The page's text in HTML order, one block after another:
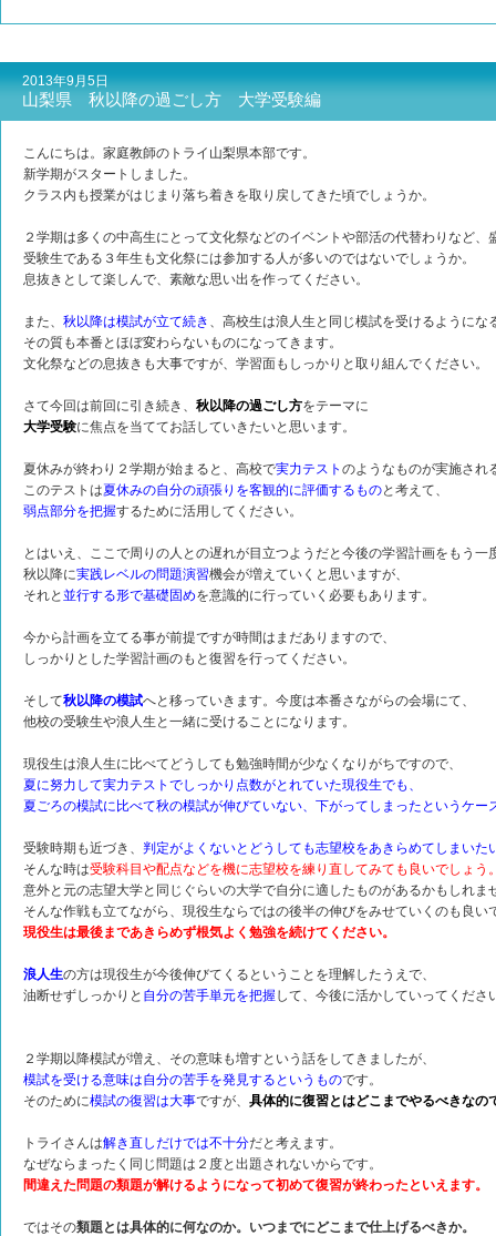
2013年9月5日
山梨県 秋以降の過ごし方 大学受験編
こんにちは。家庭教師のトライ山梨県本部です。
新学期がスタートしました。
クラス内も授業がはじまり落ち着きを取り戻してきた頃でしょうか。
２学期は多くの中高生にとって文化祭などのイベントや部活の代替わりなど、
受験生である３年生も文化祭には参加する人が多いのではないでしょうか。
息抜きとして楽しんで、素敵な思い出を作ってください。
また、 秋以降は模試が立て続き 、高校生は浪人生と同じ模試を受けるようにな
その質も本番とほぼ変わらないものになってきます。
文化祭などの息抜きも大事ですが、学習面もしっかりと取り組んでください。
さて今回は前回に引き続き、 秋以降の過ごし方をテーマに
大学受験に焦点を当ててお話していきたいと思います。
夏休みが終わり２学期が始まると、高校で実力テスト のようなものが実施され
このテストは夏休みの自分の頑張りを客観的に評価するものと考えて、
弱点部分を把握するために活用してください。
とはいえ、ここで周りの人との遅れが目立つようだと今後の学習計画をもう一
秋以降に実践レベルの問題演習機会が増えていくと思いますが、
それと 並行する形で基礎固めを意識的に行っていく必要もあります。
今から計画を立てる事が前提ですが時間はまだありますので、
しっかりとした学習計画のもと復習を行ってください。
そして秋以降の模試へと移っていきます。今度は本番さながらの会場にて、
他校の受験生や浪人生と一緒に受けることになります。
現役生は浪人生に比べてどうしても勉強時間が少なくなりがちですので、
夏に努力して実力テストでしっかり点数がとれていた現役生でも、
夏ごろの模試に比べて秋の模試が伸びていない、下がってしまったというケー
受験時期も近づき、 判定がよくないとどうしても志望校をあきらめてしまいた
そんな時は受験科目や配点などを機に志望校を練り直してみても良いでしょう
意外と元の志望大学と同じぐらいの大学で自分に適したものがあるかもしれま
そんな作戦も立てながら、現役生ならではの後半の伸びをみせていくのも良い
現役生は最後まであきらめず根気よく勉強を続けてください。
浪人生の方は現役生が今後伸びてくるということを理解したうえで、
油断せずしっかりと 自分の苦手単元を把握して、今後に活かしていってくださ
２学期以降模試が増え、その意味も増すという話をしてきましたが、
模試を受ける意味は自分の苦手を発見するというものです。
そのために模試の復習は大事ですが、 具体的に復習とはどこまでやるべきなの
トライさんは解き直しだけでは不十分だと考えます。
なぜならまったく同じ問題は２度と出題されないからです。
間違えた問題の類題が解けるようになって初めて復習が終わったといえます。
ではその類題とは具体的に何なのか。いつまでにどこまで仕上げるべきか。